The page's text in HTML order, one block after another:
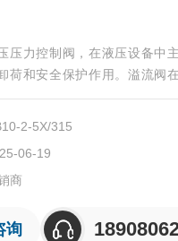
压力控制阀，在液压设备中
荷和安全保护作用。溢流阀在
、组合密封圈的损坏，或者
能造成不应有的外泄漏。力士
2-5X/315
06-19
商
询